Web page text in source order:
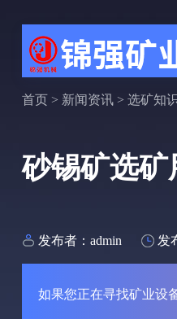
首页> 新闻资讯> 选矿知识
砂锡矿选
发布者：admin 发
如果您正在寻找矿业设